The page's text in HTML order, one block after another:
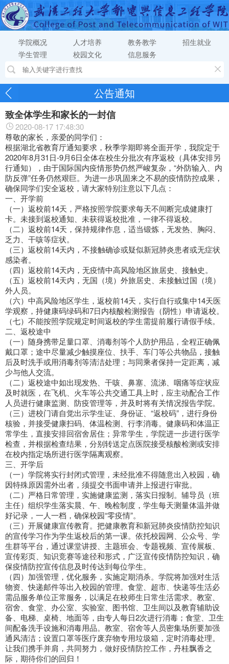
学院概况 人才培养 教务教学
招生就业
学生管理
校园文化 信息服务
公告通知
致全体学生和家长的一封信
2020-08-17 17:48:30
尊敬的家长，亲爱的同学们：
根据湖北省教育厅通知要求，秋季学期即将全面开学，我院定于
2020年8月31日-9月6日全体在校生分批次有序返校（具体安排另
行通知），由于国际国内疫情形势仍然严峻复杂，“外防输入、内
防反弹”任务仍然艰巨。为进一步巩固来之不易的疫情防控成果，
确保同学们安全返校，请大家特别注意以下几点：
一、开学前
（一）返校前14天，严格按照学院要求每天不间断完成健康打
卡。未接到返校通知、未获得返校批准，一律不得返校。
（二）返校前14天，保持规律作息，适当锻炼，无发热、胸闷、
乏力、干咳等症状。
（三）返校前14天内，不接触确诊或疑似新冠肺炎患者或无症状
感染者。
（四）返校前14天内，无疫情中高风险地区旅居史、接触史。
（五）返校前14天内，无国（境）外旅居史、未接触过国（境）
外人员。
（六）中高风险地区学生，返校前14天，实行自行或集中14天医
学观察，持健康码绿码和7日内核酸检测报告（阴性）申请返校。
（七）不能按照学院规定时间返校的学生需提前履行请假手续。
二、返校途中
（一）随身携带足量口罩、消毒剂等个人防护用品，全程正确佩
戴口罩；途中尽量减少触摸座位、扶手、车门等公共物品，接触
后及时洗手或用消毒剂等清洁处理；与同乘者保持一定距离，减
少与他人交流。
（二）返校途中如出现发热、干咳、鼻塞、流涕、咽痛等症状应
及时就医，在飞机、火车等公共交通工具上时，应主动配合工作
人员进行健康监测、防疫管理等，并及时将有关情况报告学院。
（三）进校门请自觉出示学生证、身份证、“返校码”，进行身份
核验，并接受健康扫码、体温检测、行李消毒。健康码和体温正
常学生，直接安排回宿舍居住；异常学生，学院进一步进行医学
检查，并根据检查结果，分别转送定点医院接受核酸检测或安排
在校内指定场所进行医学隔离观察。
三、开学后
（一）学院将实行封闭式管理，未经批准不得随意出入校园，确
因特殊原因需外出者，须提交书面申请并上报进行审批。
（二）严格日常管理，实施健康监测，落实日报制。辅导员（班
主任）组织学生落实晨、午、晚检制度，学生每天测量体温并做
好记录，一人一档，确保校园“零疫情”。
（三）开展健康宣传教育。把健康教育和新冠肺炎疫情防控知识
的宣传学习作为学生返校后的第一课。依托校园网、公众号、学
生群等平台，通过课堂讲授、主题班会、专题视频、宣传展板、
宣传彩页、知识竞赛等途径和形式，广泛宣传疫情防控知识，确
保疫情防控宣传信息及时传达到每位学生。
（四）加强管理，优化服务，实施定期消杀。学院将加强对生活
物资、快递邮件等出入校园的管理。食堂、超市、快递等生活必
需品服务单位正常服务，以满足在校师生日常生活需求。教室、
宿舍、食堂、办公室、实验室、图书馆、卫生间以及教育辅助设
备、电梯、桌椅、地面等，由专人每日2次进行消毒；食堂、卫生
间配备洗手设施和消毒用品。教室、宿舍等人员密集场所要加强
通风清洁；设置口罩等医疗废弃物专用垃圾箱，定时消毒处理。
让我们携手并肩，共同努力，做好疫情防控工作，丹桂飘香之
际，期待你们的回归！